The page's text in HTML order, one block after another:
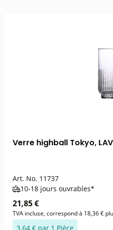
Verre highball Tokyo,
Art. No. 11737
10-18 jours ouvrables*
21,85 €
TVA incluse, correspond à 18,36 €
3,64 € par 1 Pièce